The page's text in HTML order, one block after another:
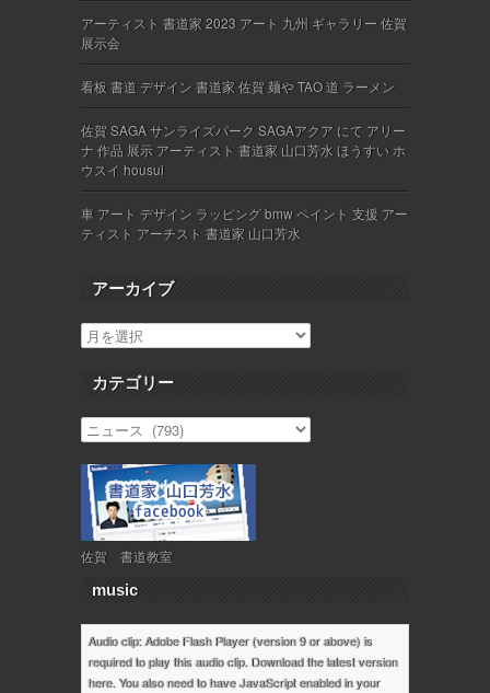
アーティスト 書道家 2023 アート 九州 ギャラリー 佐賀
展示会
看板 書道 デザイン 書道家 佐賀 麺や TAO 道 ラーメン
佐賀 SAGA サンライズパーク SAGAアクア にて アリー
ナ 作品 展示 アーティスト 書道家 山口芳水 ほうすい ホ
ウスイ housui
車 アート デザイン ラッピング bmw ペイント 支援 アー
ティスト アーチスト 書道家 山口芳水
アーカイブ
カテゴリー
佐賀 書道教室
music
Audio clip: Adobe Flash Player (version 9 or above) is
required to play this audio clip. Download the latest version
here. You also need to have JavaScript enabled in your